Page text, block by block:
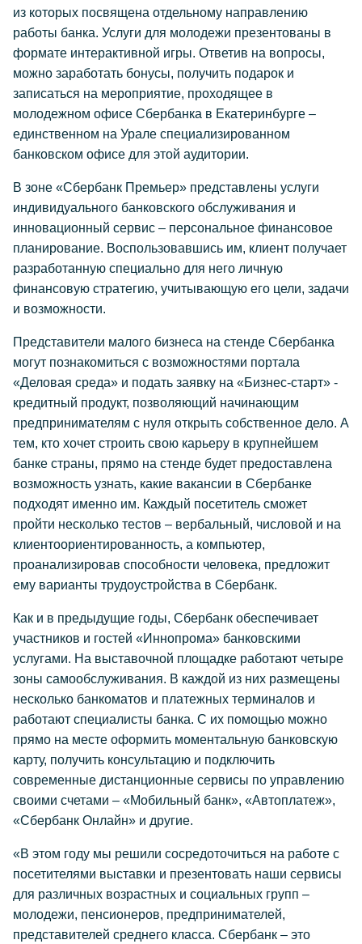
из которых посвящена отдельному направлению
работы банка. Услуги для молодежи презентованы в
формате интерактивной игры. Ответив на вопросы,
можно заработать бонусы, получить подарок и
записаться на мероприятие, проходящее в
молодежном офисе Сбербанка в Екатеринбурге –
единственном на Урале специализированном
банковском офисе для этой аудитории.
В зоне «Сбербанк Премьер» представлены услуги
индивидуального банковского обслуживания и
инновационный сервис – персональное финансовое
планирование. Воспользовавшись им, клиент получает
разработанную специально для него личную
финансовую стратегию, учитывающую его цели, задачи
и возможности.
Представители малого бизнеса на стенде Сбербанка
могут познакомиться с возможностями портала
«Деловая среда» и подать заявку на «Бизнес-старт» -
кредитный продукт, позволяющий начинающим
предпринимателям с нуля открыть собственное дело. А
тем, кто хочет строить свою карьеру в крупнейшем
банке страны, прямо на стенде будет предоставлена
возможность узнать, какие вакансии в Сбербанке
подходят именно им. Каждый посетитель сможет
пройти несколько тестов – вербальный, числовой и на
клиентоориентированность, а компьютер,
проанализировав способности человека, предложит
ему варианты трудоустройства в Сбербанк.
Как и в предыдущие годы, Сбербанк обеспечивает
участников и гостей «Иннопрома» банковскими
услугами. На выставочной площадке работают четыре
зоны самообслуживания. В каждой из них размещены
несколько банкоматов и платежных терминалов и
работают специалисты банка. С их помощью можно
прямо на месте оформить моментальную банковскую
карту, получить консультацию и подключить
современные дистанционные сервисы по управлению
своими счетами – «Мобильный банк», «Автоплатеж»,
«Сбербанк Онлайн» и другие.
«В этом году мы решили сосредоточиться на работе с
посетителями выставки и презентовать наши сервисы
для различных возрастных и социальных групп –
молодежи, пенсионеров, предпринимателей,
представителей среднего класса. Сбербанк – это